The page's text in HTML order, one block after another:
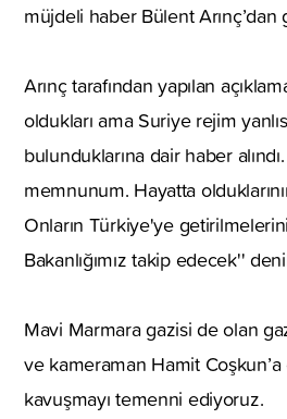
müjdeli haber Bülent Arınç’dan
Arınç tarafından yapılan
oldukları ama Suriye rejim
bulunduklarına dair haber
memnunum. Hayatta
Onların Türkiye'ye
Bakanlığımız takip edecek''
Mavi Marmara gazisi de olan
ve kameraman Hamit
kavuşmayı temenni ediyoruz.